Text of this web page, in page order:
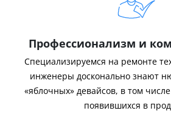
Профессионализм и
Специализируемся на ремонте
инженеры досконально знают
«яблочных» девайсов, в том
появившихся в